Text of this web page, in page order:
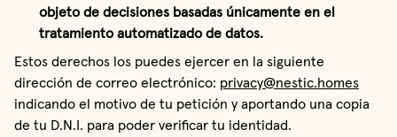
objeto de decisiones basadas únicamente en el
tratamiento automatizado de datos.
Estos derechos los puedes ejercer en la siguiente
dirección de correo electrónico: privacy@nestic.homes
indicando el motivo de tu petición y aportando una copia
de tu D.N.I. para poder verificar tu identidad.